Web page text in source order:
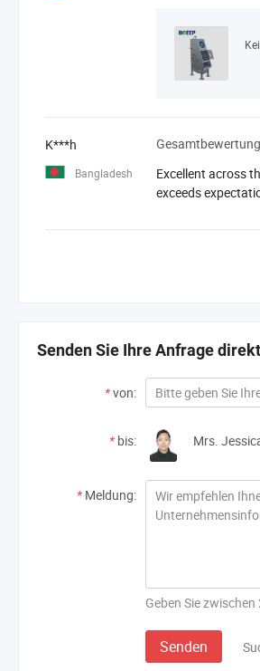
K***h
Bangladesh
Excellent across
exceeds
Senden Sie Ihre Anfrage
*von:
* bis: Mrs.
* Meldung:
Geben Sie
Senden